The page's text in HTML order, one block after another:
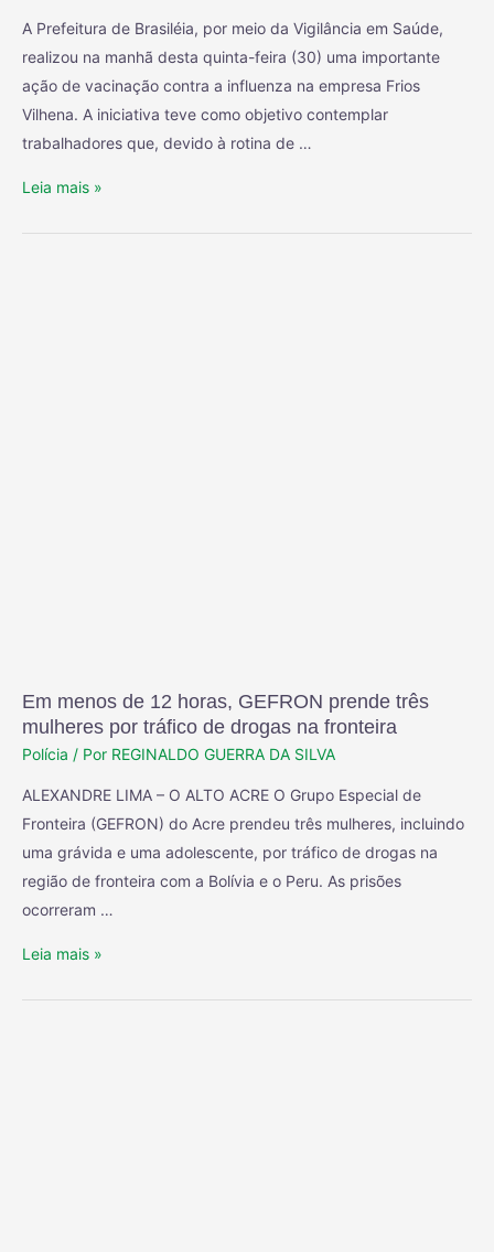
A Prefeitura de Brasiléia, por meio da Vigilância em Saúde,
realizou na manhã desta quinta-feira (30) uma importante
ação de vacinação contra a influenza na empresa Frios
Vilhena. A iniciativa teve como objetivo contemplar
trabalhadores que, devido à rotina de …
Leia mais »
Em menos de 12 horas, GEFRON prende três
mulheres por tráfico de drogas na fronteira
Polícia / Por REGINALDO GUERRA DA SILVA
ALEXANDRE LIMA – O ALTO ACRE O Grupo Especial de
Fronteira (GEFRON) do Acre prendeu três mulheres, incluindo
uma grávida e uma adolescente, por tráfico de drogas na
região de fronteira com a Bolívia e o Peru. As prisões
ocorreram …
Leia mais »